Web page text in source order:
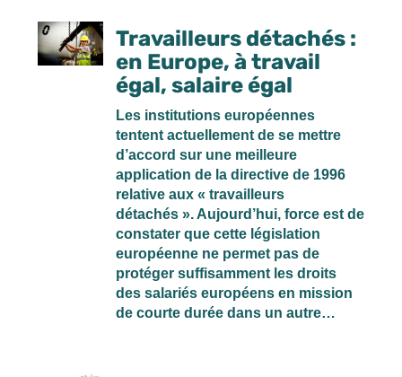
Travailleurs détachés :
en Europe, à travail
égal, salaire égal
Les institutions européennes
tentent actuellement de se mettre
d’accord sur une meilleure
application de la directive de 1996
relative aux « travailleurs
détachés ». Aujourd’hui, force est de
constater que cette législation
européenne ne permet pas de
protéger suffisamment les droits
des salariés européens en mission
de courte durée dans un autre…